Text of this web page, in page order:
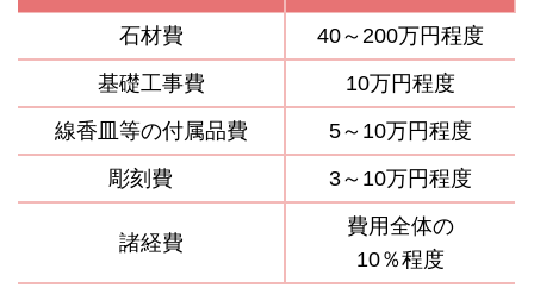
石材費
40～200万円程度
基礎工事費
10万円程度
線香皿等の付属品費
5～10万円程度
彫刻費
3～10万円程度
諸経費
費用全体の
10％程度